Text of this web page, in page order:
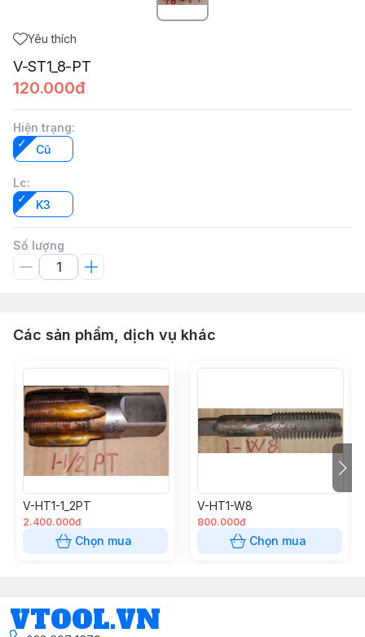
Yêu thích
V-ST1_8-PT
120.000đ
Hiện trạng:
Cũ
Lc:
K3
Số lượng
Các sản phẩm, dịch vụ khác
V-HT1-1_2PT
2.400.000đ
Chọn mua
V-HT1-W8
800.000đ
Chọn mua
VTOOL.VN